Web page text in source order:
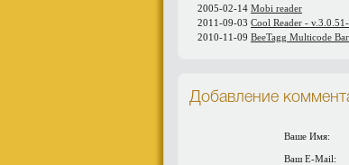
2005-02-14 Mobi reader
2011-09-03 Cool Reader -
2010-11-09 BeeTagg Multicode
Добавление
Ваше Имя:
Ваш E-Mail: